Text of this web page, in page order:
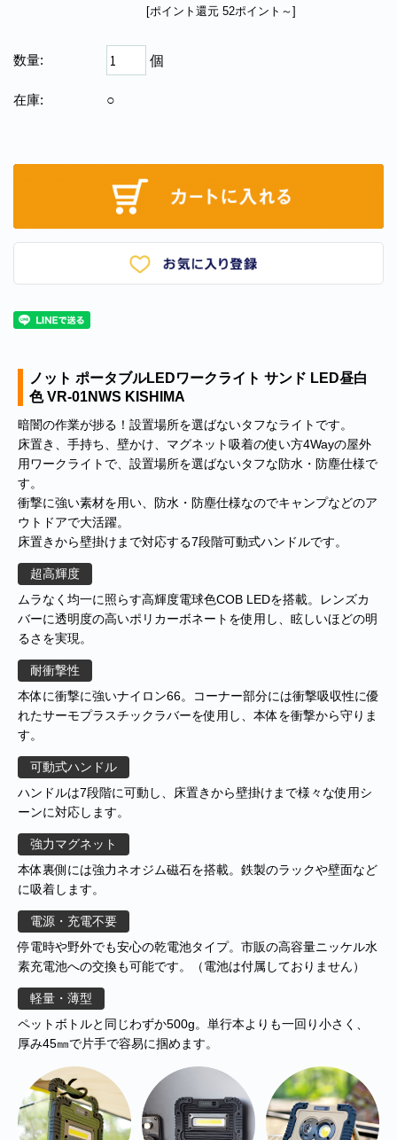
[ポイント還元 52ポイント～]
数量: 個
在庫: ○
ノット ポータブルLEDワークライト サンド LED昼白
色 VR-01NWS KISHIMA
暗闇の作業が捗る！設置場所を選ばないタフなライトです。
床置き、手持ち、壁かけ、マグネット吸着の使い方4Wayの屋外
用ワークライトで、設置場所を選ばないタフな防水・防塵仕様で
す。
衝撃に強い素材を用い、防水・防塵仕様なのでキャンプなどのア
ウトドアで大活躍。
床置きから壁掛けまで対応する7段階可動式ハンドルです。
超高輝度
ムラなく均一に照らす高輝度電球色COB LEDを搭載。レンズカ
バーに透明度の高いポリカーボネートを使用し、眩しいほどの明
るさを実現。
耐衝撃性
本体に衝撃に強いナイロン66。コーナー部分には衝撃吸収性に優
れたサーモプラスチックラバーを使用し、本体を衝撃から守りま
す。
可動式ハンドル
ハンドルは7段階に可動し、床置きから壁掛けまで様々な使用シ
ーンに対応します。
強力マグネット
本体裏側には強力ネオジム磁石を搭載。鉄製のラックや壁面など
に吸着します。
電源・充電不要
停電時や野外でも安心の乾電池タイプ。市販の高容量ニッケル水
素充電池への交換も可能です。（電池は付属しておりません）
軽量・薄型
ペットボトルと同じわずか500g。単行本よりも一回り小さく、
厚み45㎜で片手で容易に掴めます。
**年末年始休業日のお知らせ**
年12月31日～2025年1月5日まで休業させていただきます。年内出
荷は12月30日 13:00ご注文分まで、年始は1月6日より開始いたしま
す。休業期間中にいただきましたご注文やお問い合わせ等に関しま
しては、1月6日より順次対応させていただきます。お客様にはご不
便をおかけ致しますが、何卒ご了承くださいますようお願い申し上
げます。
**当店を騙る不審なメールにご注意ください**
発信元がヤマト運輸
であるかのように装い、「Marco-Line」からの荷物が配送される旨
の偽のEメールが届くというお問い合わせが多数寄せられていま
す。当店で注文をしていないのにこのようなメールが届くなど、身